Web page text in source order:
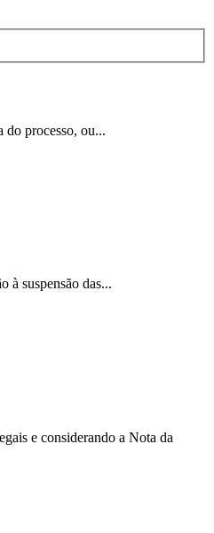
do processo, ou...
à suspensão das...
e considerando a Nota da